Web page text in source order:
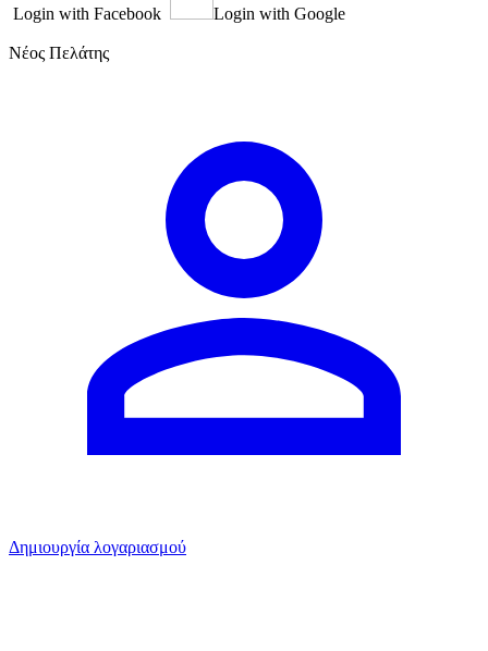
Login with Facebook Login with Google
Νέος Πελάτης
Δημιουργία λογαριασμού